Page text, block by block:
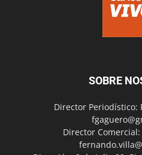
SOBRE
Director Periodístico:
Director